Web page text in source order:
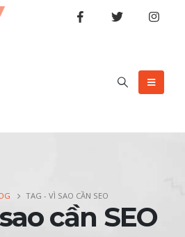
TAG - VÌ SAO CẦN SEO
cần SEO